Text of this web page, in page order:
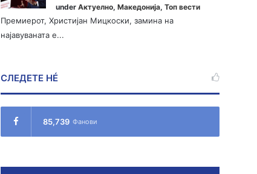
underАктуелно,Македонија,Топ вести
Премиерот, Христијан Мицкоски, замина на
најавуваната е...
СЛЕДЕТЕ НÉ
85,739 Фанови